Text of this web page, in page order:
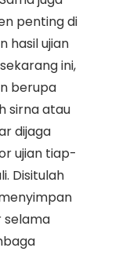
penting di
hasil ujian
ini,
berupa
sirna atau
dijaga
ujian tiap-
Disitulah
selama